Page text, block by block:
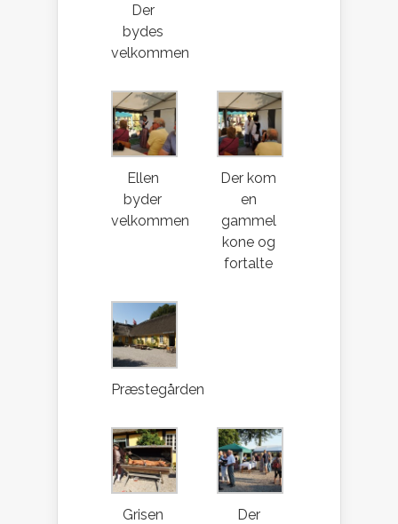
Der
bydes
velkommen
Ellen
byder
velkommen
Der kom
en
gammel
kone og
fortalte
Præstegården
Grisen
Der